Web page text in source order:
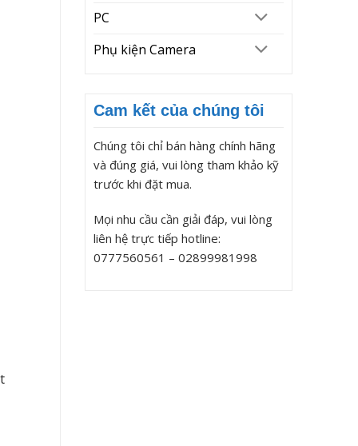
PC
Phụ kiện Camera
Cam kết của chúng tôi
Chúng tôi chỉ bán hàng chính hãng
và đúng giá, vui lòng tham khảo kỹ
trước khi đặt mua.
Mọi nhu cầu cần giải đáp, vui lòng
liên hệ trực tiếp hotline:
0777560561 – 02899981998